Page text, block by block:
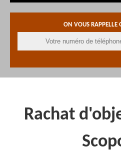
ON VOUS RAPPELLE
Rachat